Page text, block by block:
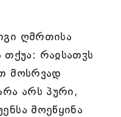
ღმრთისა
რაჲსათჳს
მოსრვად
არს პური,
მოეწყინა